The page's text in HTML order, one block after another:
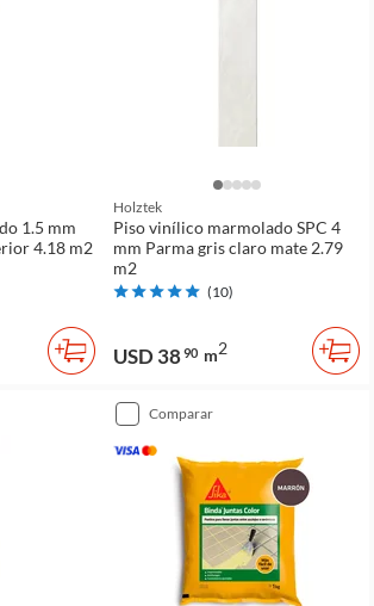
1.5 mm
4.18 m2
Holztek
Piso vinílico marmolado SPC 4
mm Parma gris claro mate 2.79
m2
(10)
USD 3890 m2
comparar